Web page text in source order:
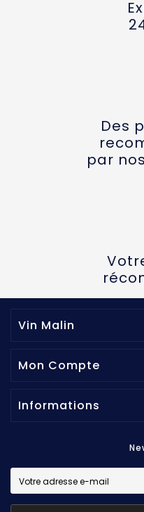
Des
par
Vin Malin
Mon Compte
Informations